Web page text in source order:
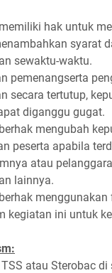
hak untuk
syarat
sewaktu-waktu.
pemenangserta
secara tertutup,
diganggu gugat.
mengubah
peserta apabila
atau
lainnya.
menggunakan
kegiatan ini untuk
atau Sterobac di